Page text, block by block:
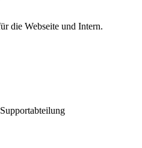
die Webseite und Intern.